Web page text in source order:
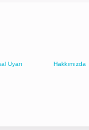
Uyarı Hakkımızda